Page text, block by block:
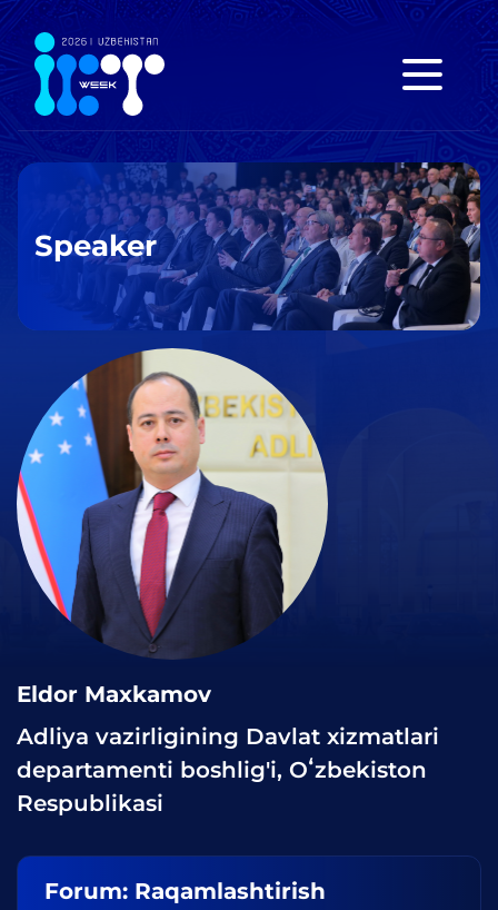
Speaker
Eldor Maxkamov
Adliya vazirligining Davlat xizmatlari
departamenti boshlig'i, Oʻzbekiston
Respublikasi
Forum: Raqamlashtirish